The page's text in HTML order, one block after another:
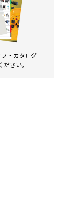
・ カタログ
さい。